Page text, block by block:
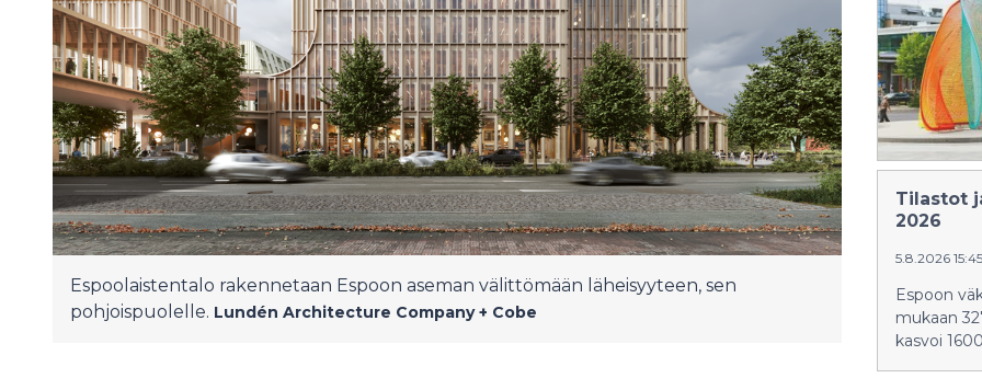
Espoolaistentalo rakennetaan Espoon aseman välittömään läheisyyteen, sen
pohjoispuolelle. Lundén Architecture Company + Cobe
Tilastot
2026
5.8.2026
Espoon
mukaan
kasvoi